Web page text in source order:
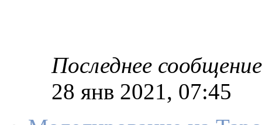
Последнее сообщение
28 янв 2021, 07:45